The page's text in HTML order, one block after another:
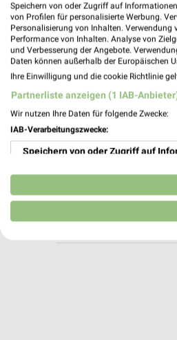
Apollo
Breiter Weg
39104
Heute
127,76 km
Apollo
Heute
Speichern von oder Zugriff auf
von Profilen für personalisierte Werbung.
Personalisierung von Inhalten. Verwendung
Performance von Inhalten. Analyse von
und Verbesserung der Angebote.
Daten können außerhalb der Europäischen
Ihre Einwilligung und die cookie Richtlinie
Partnerliste anzeigen (1 IAB-
Wir nutzen Ihre Daten für folgende Zwecke:
IAB-Verarbeitungszwecke:
Speichern von oder Zugriff auf
Verwendung reduzierter Daten zur
Erstellung von Profilen für